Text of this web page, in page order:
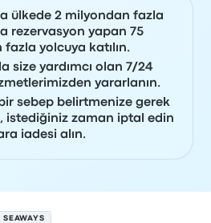
ülkede 2 milyondan fazla
rezervasyon yapan 75
yolcuya katılın.
size yardımcı olan 7/24
yararlanın.
sebep belirtmenize gerek
istediğiniz zaman iptal edin
iadesi alın.
SEAWAYS